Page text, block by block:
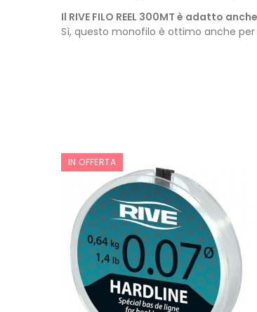
Il RIVE FILO REEL 300MT è adatto
Sì, questo monofilo è ottimo anche
IN OFFERTA